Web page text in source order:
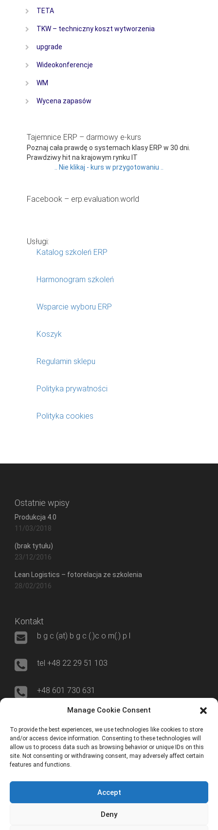
Manage Cookie Consent
To provide the best experiences, we use technologies like cookies to store
and/or access device information. Consenting to these technologies will
allow us to process data such as browsing behavior or unique IDs on this
site. Not consenting or withdrawing consent, may adversely affect certain
features and functions.
Accept
Deny
TETA
TKW – techniczny koszt wytworzenia
upgrade
Wideokonferencje
WM
Wycena zapasów
Tajemnice ERP – darmowy e-kurs
Poznaj cała prawdę o systemach klasy ERP w 30 dni.
Prawdziwy hit na krajowym rynku IT
.. Nie klikaj - kurs w przygotowaniu ..
Facebook – erp.evaluation.world
Usługi:
Katalog szkoleń ERP
Harmonogram szkoleń
Wsparcie wyboru ERP
Koszyk
Regulamin sklepu
Polityka prywatności
Polityka cookies
Ostatnie wpisy
Produkcja 4.0
11/03/2018
(brak tytułu)
23/12/2016
Lean Logistics – fotorelacja ze szkolenia
28/02/2016
Kontakt
b g c (at) b g c (.)c o m(.) p l
tel +48 22 29 51 103
+48 601 730 631
ul. Nowogrodzka 50/515